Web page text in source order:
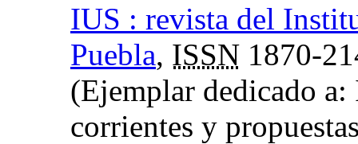
IUS : revista del
Puebla, ISSN 1870-
(Ejemplar dedicado
corrientes y